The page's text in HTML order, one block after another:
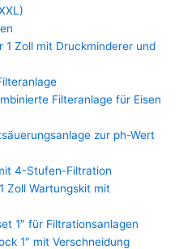
1 Zoll mit Druckminderer und
Filteranlage für Eisen
zur ph-Wert
4-Stufen-Filtration
Zoll Wartungskit mit
1″ für Filtrationsanlagen
1″ mit Verschneidung